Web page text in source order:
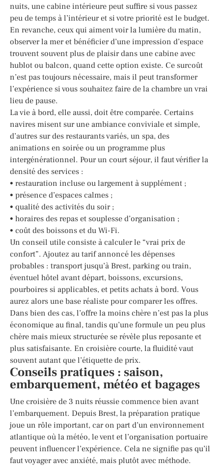
nuits, une cabine intérieure peut suffire si vous passez
peu de temps à l’intérieur et si votre priorité est le budget.
En revanche, ceux qui aiment voir la lumière du matin,
observer la mer et bénéficier d’une impression d’espace
trouvent souvent plus de plaisir dans une cabine avec
hublot ou balcon, quand cette option existe. Ce surcoût
n’est pas toujours nécessaire, mais il peut transformer
l’expérience si vous souhaitez faire de la chambre un vrai
lieu de pause.
La vie à bord, elle aussi, doit être comparée. Certains
navires misent sur une ambiance conviviale et simple,
d’autres sur des restaurants variés, un spa, des
animations en soirée ou un programme plus
intergénérationnel. Pour un court séjour, il faut vérifier la
densité des services :
• restauration incluse ou largement à supplément ;
• présence d’espaces calmes ;
• qualité des activités du soir ;
• horaires des repas et souplesse d’organisation ;
• coût des boissons et du Wi-Fi.
Un conseil utile consiste à calculer le “vrai prix de
confort”. Ajoutez au tarif annoncé les dépenses
probables : transport jusqu’à Brest, parking ou train,
éventuel hôtel avant départ, boissons, excursions,
pourboires si applicables, et petits achats à bord. Vous
aurez alors une base réaliste pour comparer les offres.
Dans bien des cas, l’offre la moins chère n’est pas la plus
économique au final, tandis qu’une formule un peu plus
chère mais mieux structurée se révèle plus reposante et
plus satisfaisante. En croisière courte, la fluidité vaut
souvent autant que l’étiquette de prix.
Conseils pratiques : saison,
embarquement, météo et bagages
Une croisière de 3 nuits réussie commence bien avant
l’embarquement. Depuis Brest, la préparation pratique
joue un rôle important, car on part d’un environnement
atlantique où la météo, le vent et l’organisation portuaire
peuvent influencer l’expérience. Cela ne signifie pas qu’il
faut voyager avec anxiété, mais plutôt avec méthode.